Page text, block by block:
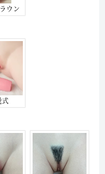
ウン
式